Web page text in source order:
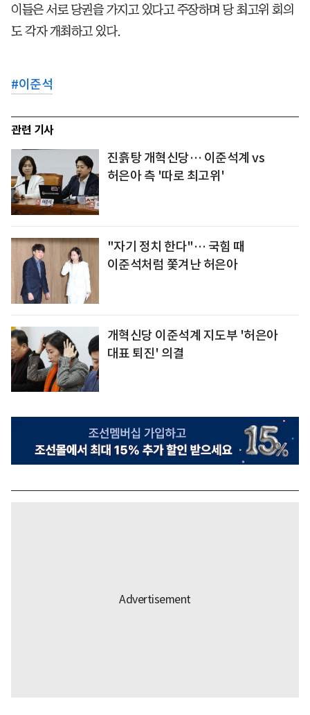
이들은 서로 당권을 가지고 있다고 주장하며 당 최고위 회의
도 각자 개최하고 있다.
#이준석
관련 기사
진흙탕 개혁신당… 이준석계 vs
허은아 측 '따로 최고위'
"자기 정치 한다"… 국힘 때
이준석처럼 쫓겨난 허은아
개혁신당 이준석계 지도부 '허은아
대표 퇴진' 의결